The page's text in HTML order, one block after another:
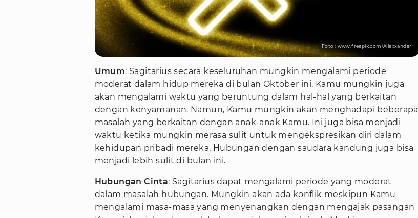
Foto : www.freepik.com/Allexxandar
Umum: Sagitarius secara keseluruhan mungkin mengalami periode
moderat dalam hidup mereka di bulan Oktober ini. Kamu mungkin juga
akan mengalami waktu yang beruntung dalam hal-hal yang berkaitan
dengan kenyamanan. Namun, Kamu mungkin akan menghadapi beberapa
masalah yang berkaitan dengan anak-anak Kamu. Ini juga bisa menjadi
waktu ketika mungkin merasa sulit untuk mengekspresikan diri dalam
kehidupan pribadi mereka. Hubungan dengan saudara kandung juga bisa
menjadi lebih sulit di bulan ini.
Hubungan Cinta: Sagitarius dapat mengalami periode yang moderat
dalam masalah hubungan. Mungkin akan ada konflik meskipun Kamu
mengalami masa-masa yang menyenangkan dengan mengajak pasangan